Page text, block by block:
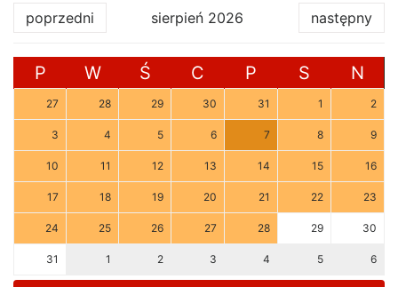
poprzedni sierpień 2026 następny
P W Ś C P S N
27 28 29 30 31 1 2
3 4 5 6 7 8 9
10 11 12 13 14 15 16
17 18 19 20 21 22 23
24 25 26 27 28 29 30
31 1 2 3 4 5 6